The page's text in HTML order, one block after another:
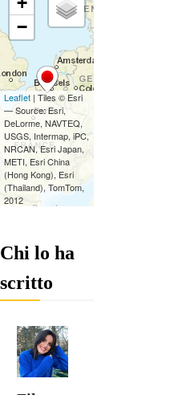
Chi lo ha
scritto